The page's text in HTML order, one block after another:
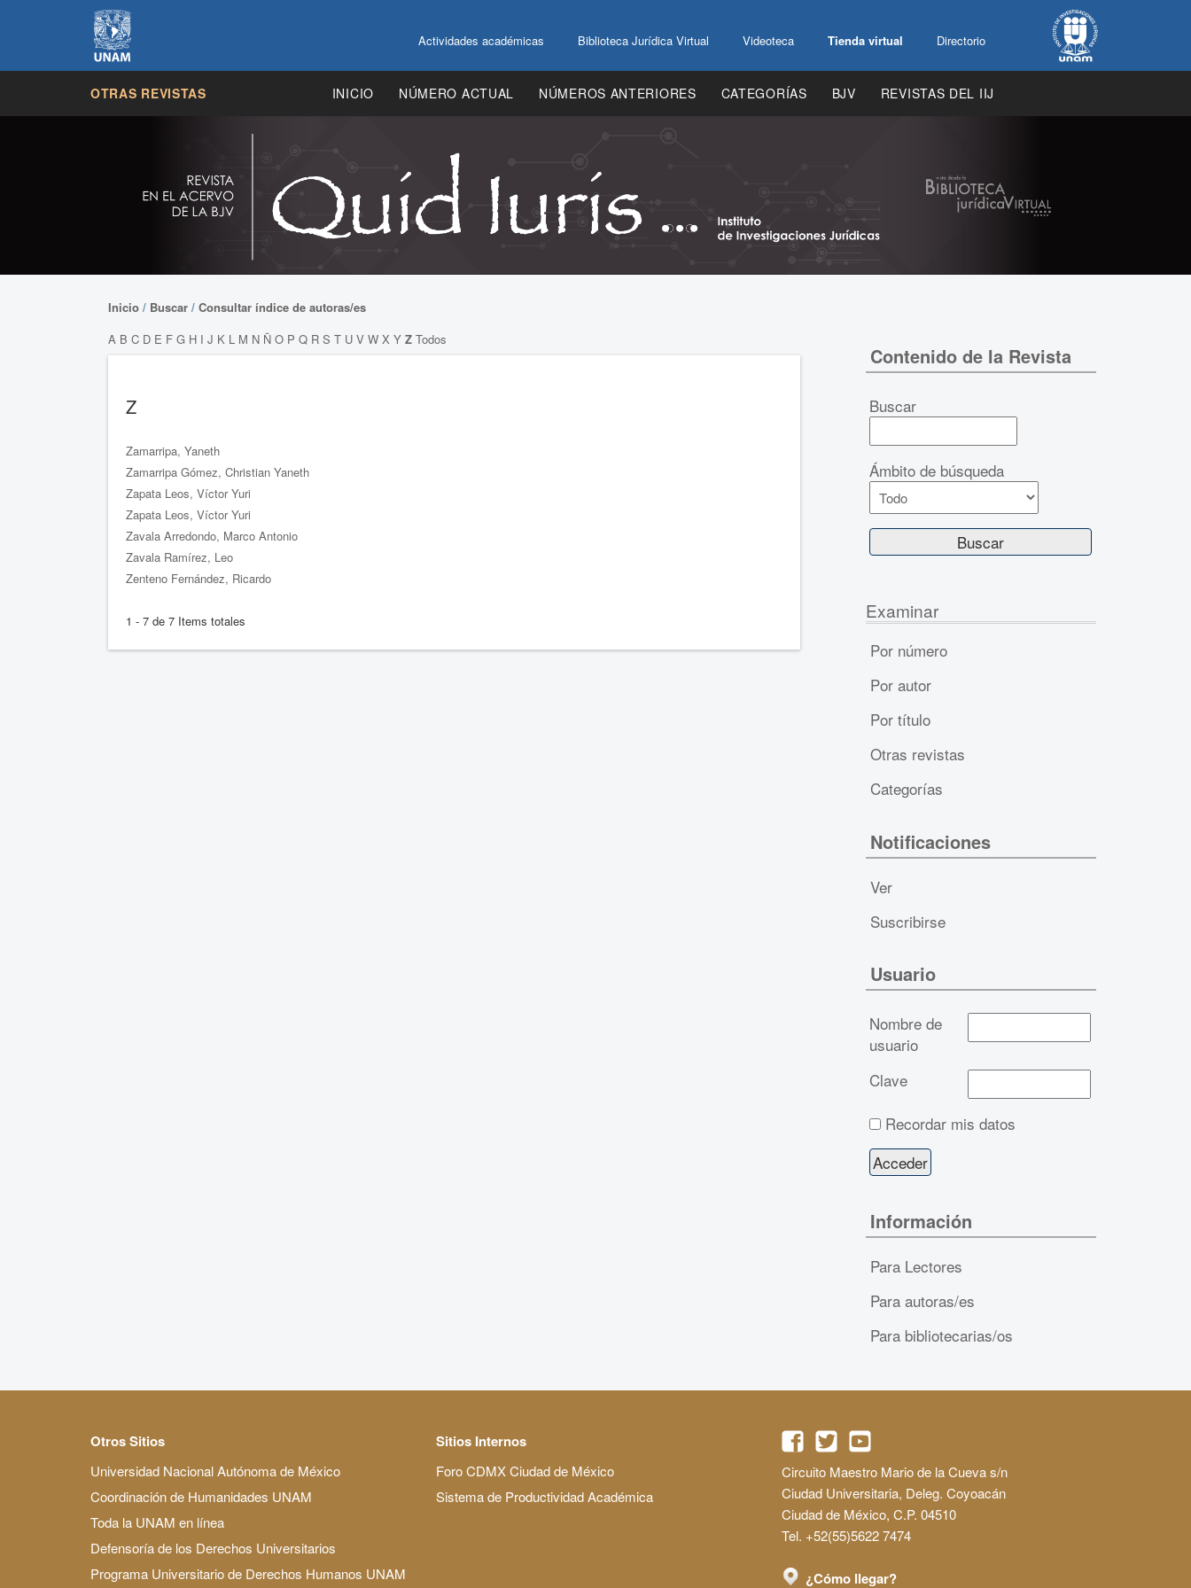
Actividades académicas Biblioteca Jurídica Virtual Videoteca Tienda virtual Directorio
OTRAS REVISTAS INICIO NÚMERO ACTUAL NÚMEROS ANTERIORES CATEGORÍAS BJV REVISTAS DEL IIJ
Inicio / Buscar / Consultar índice de autoras/es
A B C D E F G H I J K L M N Ñ O P Q R S T U V W X Y Z Todos
Z
Zamarripa, Yaneth
Zamarripa Gómez, Christian Yaneth
Zapata Leos, Víctor Yuri
Zapata Leos, Víctor Yuri
Zavala Arredondo, Marco Antonio
Zavala Ramírez, Leo
Zenteno Fernández, Ricardo
1 - 7 de 7 Items totales
Contenido de la Revista
Buscar
Ámbito de búsqueda
Examinar
Por número
Por autor
Por título
Otras revistas
Categorías
Notificaciones
Ver
Suscribirse
Usuario
Nombre de
usuario
Clave
Recordar mis datos
Información
Para Lectores
Para autoras/es
Para bibliotecarias/os
Otros Sitios
Universidad Nacional Autónoma de México
Coordinación de Humanidades UNAM
Toda la UNAM en línea
Defensoría de los Derechos Universitarios
Programa Universitario de Derechos Humanos UNAM
Sitios Internos
Foro CDMX Ciudad de México
Sistema de Productividad Académica
Circuito Maestro Mario de la Cueva s/n
Ciudad Universitaria, Deleg. Coyoacán
Ciudad de México, C.P. 04510
Tel. +52(55)5622 7474
¿Cómo llegar?